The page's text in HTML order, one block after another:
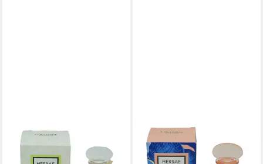
L'OCCITANE
Eau de Parfum L'Occitane
Herbae Par Eau de Parfum
L'OCCITANE
Eau de Parfum L'Occitane
Herbae Iris Pallida Eau de